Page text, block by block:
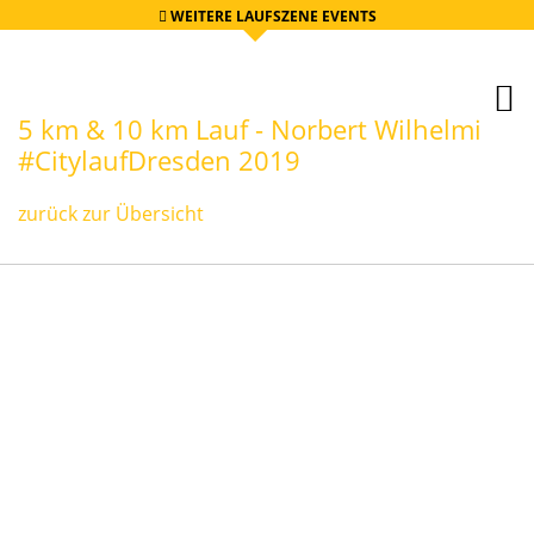
WEITERE LAUFSZENE EVENTS
5 km & 10 km Lauf - Norbert Wilhelmi
#CitylaufDresden 2019
zurück zur Übersicht